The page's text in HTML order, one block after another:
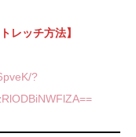
レッチ方法】
?